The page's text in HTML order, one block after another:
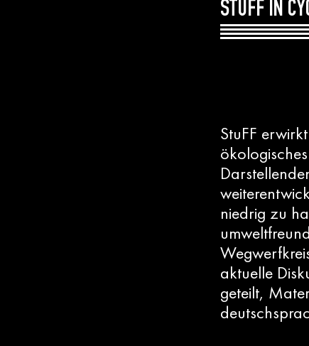
STUFF IN
StuFF
niedrig zu
aktuelle
geteilt,